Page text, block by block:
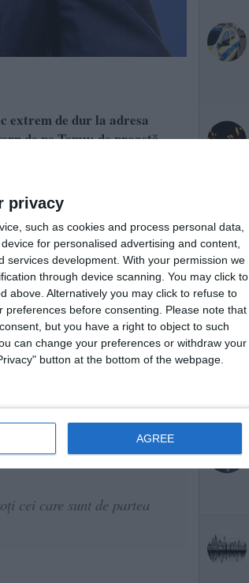
privacy
such as cookies and process personal data,
for personalised advertising and content,
services development. With your permission we
through device scanning. You may click to
above. Alternatively you may click to refuse to
before consenting.
Please note that
but you have a right to object to such
can change your preferences or withdraw your
button at the bottom of the webpage.
AGREE
extrem de dur la adresa
de pe Temu: de proastă
investi noul Executiv, Fritz
voturile a peste 100 de
Un guvern de pe Temu:
150 lideri din toată
făcut-o miniștrii USR în
cei care sunt de partea